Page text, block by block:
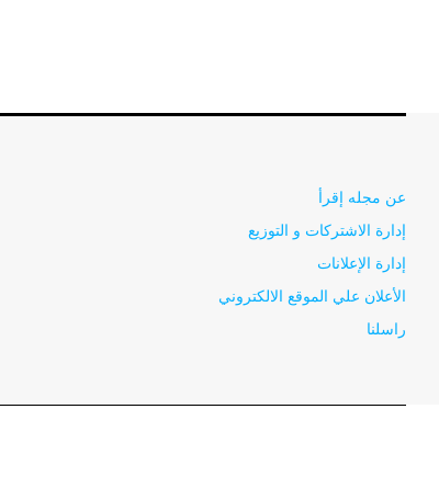
عن مجله إقرأ
إدارة الاشتركات و التوزيع
إدارة الإعلانات
الأعلان علي الموقع الالكتروني
راسلنا